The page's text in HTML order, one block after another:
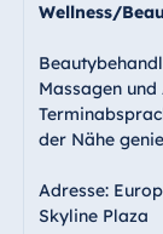
Wellness/
Massagen
der Nähe
Adresse:
Skyline Plaza